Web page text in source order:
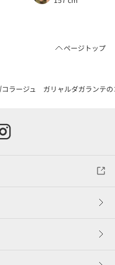
ページトップ
コラージュ ガリャルダガランテ